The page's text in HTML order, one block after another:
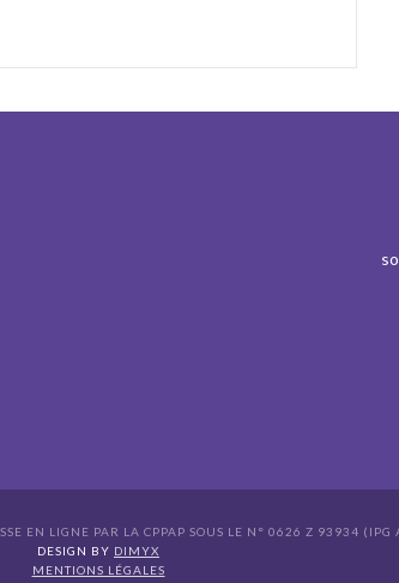
EN LIGNE PAR LA CPPAP SOUS LE N° 0626 Z 93934 (IPG
DESIGN BY DIMYX
MENTIONS LÉGALES